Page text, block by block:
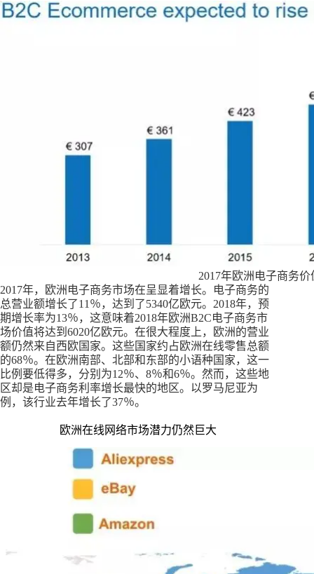
2017年欧洲电子商务价
2017年，欧洲电子商务市场在呈显着增长。电子商务的
总营业额增长了11％，达到了5340亿欧元。2018年，预
期增长率为13％，这意味着2018年欧洲B2C电子商务市
场价值将达到6020亿欧元。在很大程度上，欧洲的营业
额仍然来自西欧国家。这些国家约占欧洲在线零售总额
的68％。在欧洲南部、北部和东部的小语种国家，这一
比例要低得多，分别为12％、8％和6％。然而，这些地
区却是电子商务利率增长最快的地区。以罗马尼亚为
例，该行业去年增长了37％。
欧洲在线网络市场潜力仍然巨大